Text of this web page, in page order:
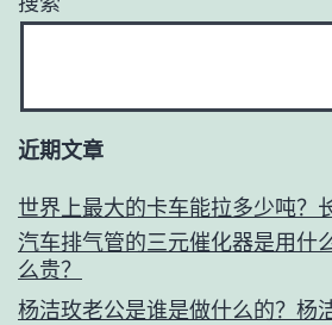
近期文章
世界上最大的卡车能拉多少吨？
汽车排气管的三元催化器是用什
么贵？
杨洁玫老公是谁是做什么的？杨